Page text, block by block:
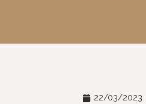
22/03/2023